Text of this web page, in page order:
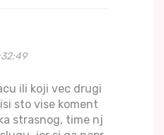
ili koji vec drugi
sto vise koment
strasnog, time nj